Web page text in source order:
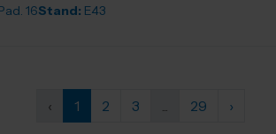
16Stand: E43
‹ 1 2 3 ... 29 ›